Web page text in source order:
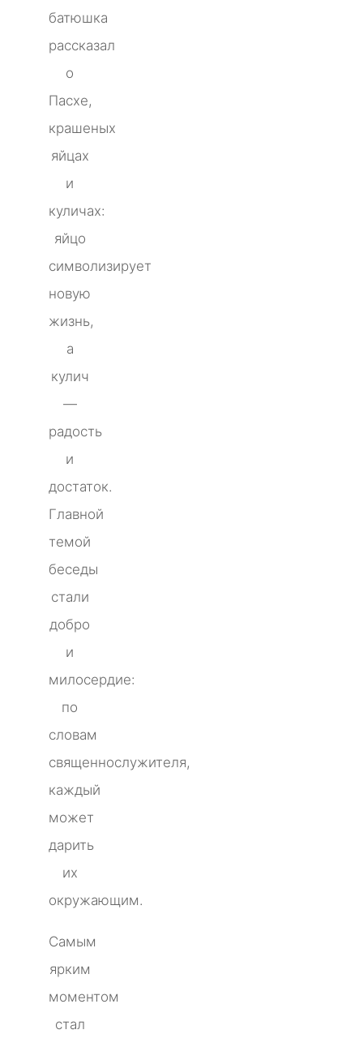
батюшка
рассказал
о
Пасхе,
крашеных
яйцах
и
куличах:
яйцо
символизирует
новую
жизнь,
а
кулич
—
радость
и
достаток.
Главной
темой
беседы
стали
добро
и
милосердие:
по
словам
священнослужителя,
каждый
может
дарить
их
окружающим.
Самым
ярким
моментом
стал